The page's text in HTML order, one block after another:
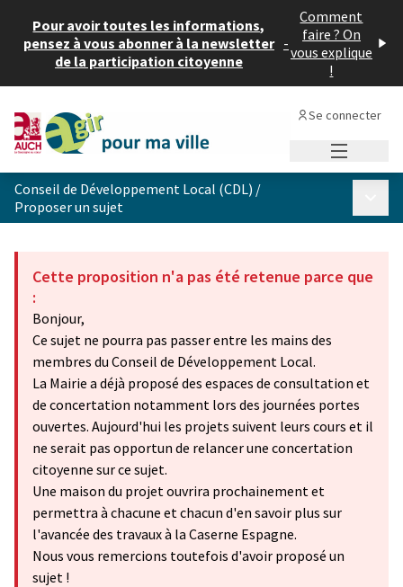
Pour avoir toutes les informations,
pensez à vous abonner à la newsletter
de la participation citoyenne
-
Comment
faire ? On
vous explique
!
Se connecter
Conseil de Développement Local (CDL) /
Proposer un sujet
Cette proposition n'a pas été retenue parce que
:
Bonjour,
Ce sujet ne pourra pas passer entre les mains des
membres du Conseil de Développement Local.
La Mairie a déjà proposé des espaces de consultation et
de concertation notamment lors des journées portes
ouvertes. Aujourd'hui les projets suivent leurs cours et il
ne serait pas opportun de relancer une concertation
citoyenne sur ce sujet.
Une maison du projet ouvrira prochainement et
permettra à chacune et chacun d'en savoir plus sur
l'avancée des travaux à la Caserne Espagne.
Nous vous remercions toutefois d'avoir proposé un
sujet !